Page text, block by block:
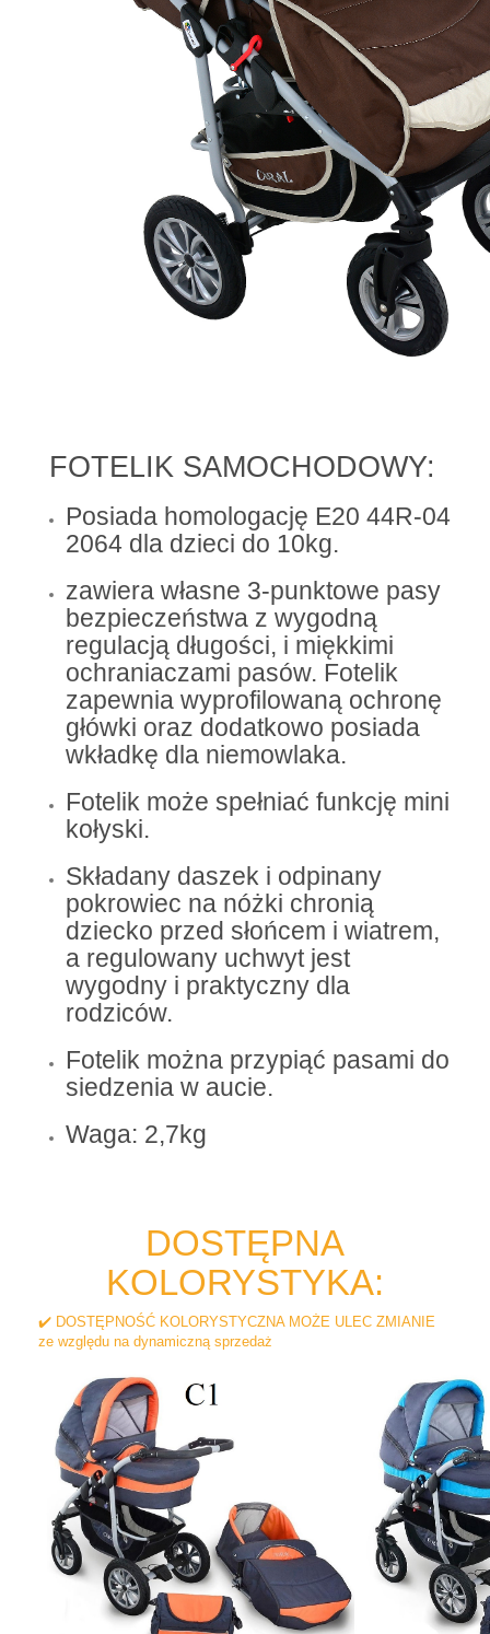
FOTELIK SAMOCHODOWY:
Posiada homologację E20 44R-04
2064 dla dzieci do 10kg.
zawiera własne 3-punktowe pasy
bezpieczeństwa z wygodną
regulacją długości, i miękkimi
ochraniaczami pasów. Fotelik
zapewnia wyprofilowaną ochronę
główki oraz dodatkowo posiada
wkładkę dla niemowlaka.
Fotelik może spełniać funkcję mini
kołyski.
Składany daszek i odpinany
pokrowiec na nóżki chronią
dziecko przed słońcem i wiatrem,
a regulowany uchwyt jest
wygodny i praktyczny dla
rodziców.
Fotelik można przypiąć pasami do
siedzenia w aucie.
Waga: 2,7kg
DOSTĘPNA
KOLORYSTYKA:
✔️ DOSTĘPNOŚĆ KOLORYSTYCZNA MOŻE ULEC ZMIANIE
ze względu na dynamiczną sprzedaż